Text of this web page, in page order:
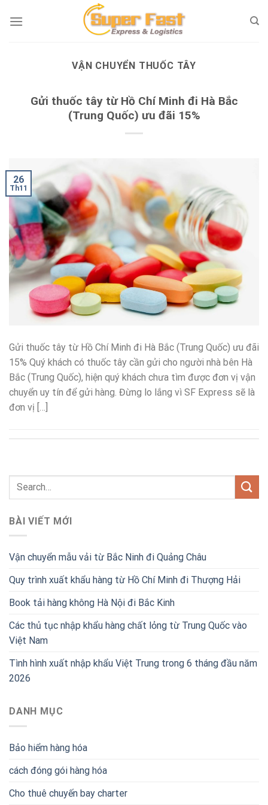
VẬN CHUYỂN THUỐC TÂY
Gửi thuốc tây từ Hồ Chí Minh đi Hà Bắc
(Trung Quốc) ưu đãi 15%
26
Th11
Gửi thuốc tây từ Hồ Chí Minh đi Hà Bắc (Trung Quốc) ưu đãi
15% Quý khách có thuốc tây cần gửi cho người nhà bên Hà
Bắc (Trung Quốc), hiện quý khách chưa tìm được đơn vị vận
chuyển uy tín để gửi hàng. Đừng lo lắng vì SF Express sẽ là
đơn vị […]
BÀI VIẾT MỚI
Vận chuyển mẫu vải từ Bắc Ninh đi Quảng Châu
Quy trình xuất khẩu hàng từ Hồ Chí Minh đi Thượng Hải
Book tải hàng không Hà Nội đi Bắc Kinh
Các thủ tục nhập khẩu hàng chất lỏng từ Trung Quốc vào
Việt Nam
Tình hình xuất nhập khẩu Việt Trung trong 6 tháng đầu năm
2026
DANH MỤC
Bảo hiểm hàng hóa
cách đóng gói hàng hóa
Cho thuê chuyến bay charter